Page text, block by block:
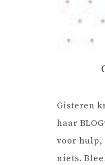
Gisteren
haar
voor hulp,
niets.